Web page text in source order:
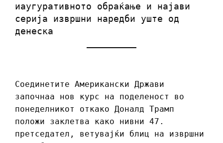
иаугуративното обраќање и најави
серија извршни наредби уште од
денеска
Соединетите Американски Држави
започнаа нов курс на поделеност во
понеделникот откако Доналд Трамп
положи заклетва како нивни 47.
претседател, ветувајќи блиц на извршни